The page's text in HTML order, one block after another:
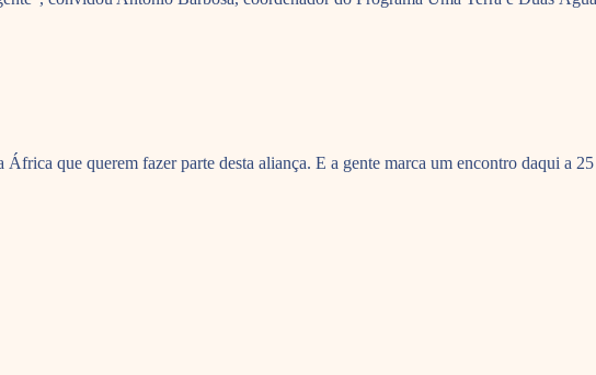
que querem fazer parte desta aliança. E a gente marca um encontro daqui a